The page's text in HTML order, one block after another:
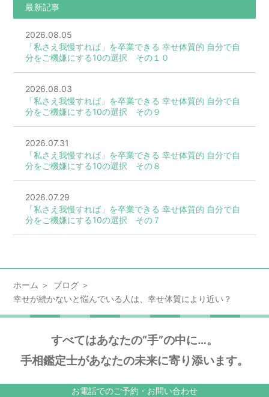
最新記事
2026.08.05
「私さえ我慢すれば」を卒業できる 幸せ体質的 自分で自
分をご機嫌にする10の選択 その１０
2026.08.03
「私さえ我慢すれば」を卒業できる 幸せ体質的 自分で自
分をご機嫌にする10の選択 その９
2026.07.31
「私さえ我慢すれば」を卒業できる 幸せ体質的 自分で自
分をご機嫌にする10の選択 その８
2026.07.29
「私さえ我慢すれば」を卒業できる 幸せ体質的 自分で自
分をご機嫌にする10の選択 その７
ホーム
ブログ
幸せが続かないと悩んでいる人は、幸せ体質により近い？
すべてはあなたの“手”の中に…。
手相鑑定士があなたの未来に寄り添います。
お電話でのご予約・お問い合わせ